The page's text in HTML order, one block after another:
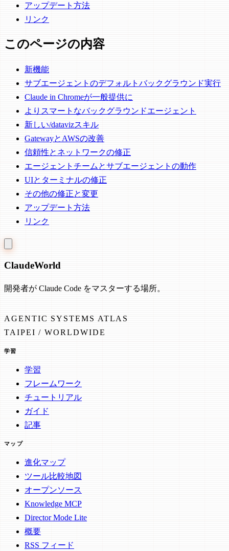
アップデート方法
リンク
このページの内容
新機能
サブエージェントのデフォルトバックグラウンド実行
Claude in Chromeが一般提供に
よりスマートなバックグラウンドエージェント
新しい/datavizスキル
GatewayとAWSの改善
信頼性とネットワークの修正
エージェントチームとサブエージェントの動作
UIとターミナルの修正
その他の修正と変更
アップデート方法
リンク
ClaudeWorld
開発者が Claude Code をマスターする場所。
AGENTIC SYSTEMS ATLAS
TAIPEI / WORLDWIDE
学習
学習
フレームワーク
チュートリアル
ガイド
記事
マップ
進化マップ
ツール比較地図
オープンソース
Knowledge MCP
Director Mode Lite
概要
RSS フィード